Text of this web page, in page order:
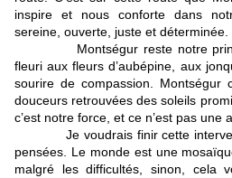
inspire et nous conforte dans
sereine, ouverte, juste et déterminée.
Montségur reste notre
fleuri aux fleurs d’aubépine, aux
sourire de compassion. Montségur
douceurs retrouvées des soleils
c’est notre force, et ce n’est pas une
Je voudrais finir cette
pensées. Le monde est une
malgré les difficultés, sinon, cela